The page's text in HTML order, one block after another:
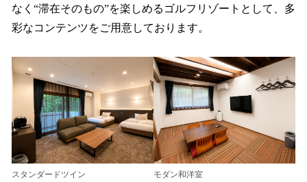
なく“滞在そのもの”を楽しめるゴルフリゾートとして、多
彩なコンテンツをご用意しております。
スタンダードツイン モダン和洋室